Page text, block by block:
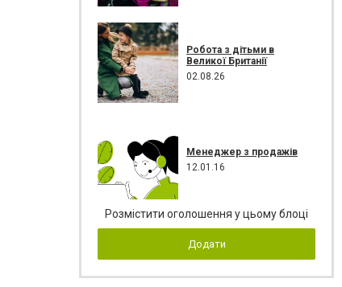
Робота з дітьми в
Великої Британії
02.08.26
Менеджер з продажів
12.01.16
Розмістити оголошення у цьому блоці
Додати